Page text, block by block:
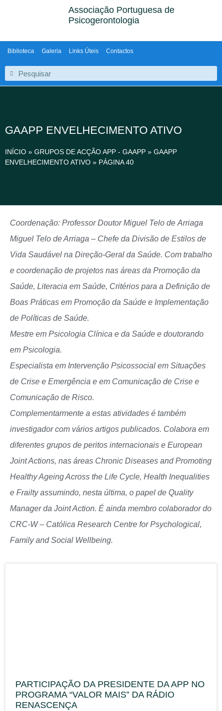
Associação Portuguesa de
Psicogerontologia
Biblioteca Galeria Links Úteis Contactos
GAAPP ENVELHECIMENTO ATIVO
INÍCIO » GRUPOS DE ACÇÃO APP - GAAPP » GAAPP
ENVELHECIMENTO ATIVO » PÁGINA 40
Coordenação: Professor Doutor Miguel Telo de Arriaga
Miguel Telo de Arriaga – Chefe da Divisão de Estilos de
Vida Saudável na Direção-Geral da Saúde. Com trabalho
e coordenação de projetos nas áreas da Promoção da
Saúde, Literacia em Saúde, Critérios para a Definição de
Boas Práticas em Promoção da Saúde e Implementação
de Políticas de Saúde.
Mestre em Psicologia Clínica e da Saúde e doutorando
em Psicologia.
Especialista em Intervenção Psicossocial em Situações
de Crise e Emergência e em Comunicação de Crise e
Comunicação de Risco.
Complementarmente a estas atividades é também
investigador com vários artigos publicados. Colabora em
diferentes grupos de peritos internacionais e European
Joint Actions, nas áreas Chronic Diseases and Promoting
Healthy Ageing Across the Life Cycle, Health Inequalities
e Frailty assumindo, nesta última, o papel de Quality
Manager da Joint Action. É ainda membro colaborador do
CRC-W – Católica Research Centre for Psychological,
Family and Social Wellbeing.
PARTICIPAÇÃO DA PRESIDENTE DA APP NO
PROGRAMA “VALOR MAIS” DA RÁDIO
RENASCENÇA